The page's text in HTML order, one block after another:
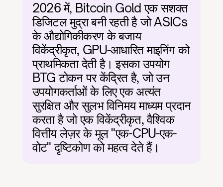
2026 में, Bitcoin Gold एक सशक्त
डिजिटल मुद्रा बनी रहती है जो ASICs
के औद्योगिकीकरण के बजाय
विकेंद्रीकृत, GPU-आधारित माइनिंग को
प्राथमिकता देती है। इसका उपयोग
BTG टोकन पर केंद्रित है, जो उन
उपयोगकर्ताओं के लिए एक अत्यंत
सुरक्षित और सुलभ विनिमय माध्यम प्रदान
करता है जो एक विकेंद्रीकृत, वैश्विक
वित्तीय लेज़र के मूल "एक-CPU-एक-
वोट" दृष्टिकोण को महत्व देते हैं।